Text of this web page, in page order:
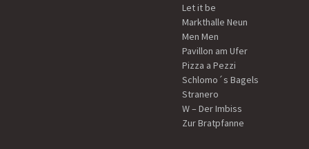
Let it be
Markthalle Neun
Men Men
Pavillon am Ufer
Pizza a Pezzi
Schlomo´s Bagels
Stranero
W – Der Imbiss
Zur Bratpfanne